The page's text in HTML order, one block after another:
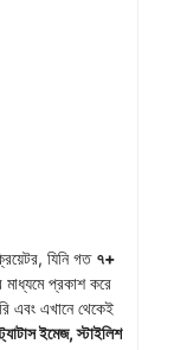
যিনি গত ৭+
প্রকাশ করে
এবং এখানে থেকেই
ইমেজ, স্টাইলিশ